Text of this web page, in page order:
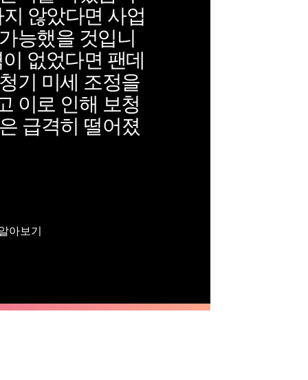
않았다면 사업
능했을 것입니
없었다면 팬데
기 미세 조정을
이로 인해 보청
급격히 떨어졌
아보기